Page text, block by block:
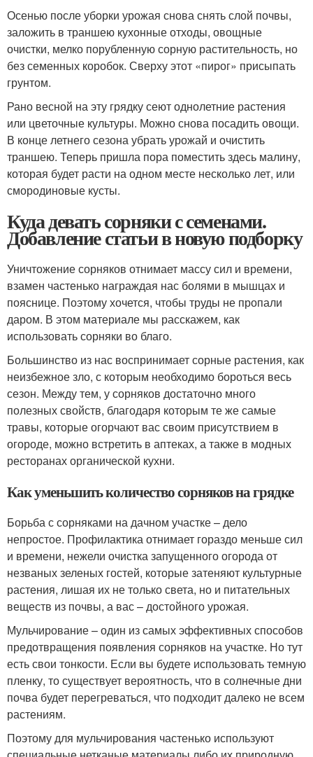
Осенью после уборки урожая снова снять слой почвы,
заложить в траншею кухонные отходы, овощные
очистки, мелко порубленную сорную растительность, но
без семенных коробок. Сверху этот «пирог» присыпать
грунтом.
Рано весной на эту грядку сеют однолетние растения
или цветочные культуры. Можно снова посадить овощи.
В конце летнего сезона убрать урожай и очистить
траншею. Теперь пришла пора поместить здесь малину,
которая будет расти на одном месте несколько лет, или
смородиновые кусты.
Куда девать сорняки с семенами.
Добавление статьи в новую подборку
Уничтожение сорняков отнимает массу сил и времени,
взамен частенько награждая нас болями в мышцах и
пояснице. Поэтому хочется, чтобы труды не пропали
даром. В этом материале мы расскажем, как
использовать сорняки во благо.
Большинство из нас воспринимает сорные растения, как
неизбежное зло, с которым необходимо бороться весь
сезон. Между тем, у сорняков достаточно много
полезных свойств, благодаря которым те же самые
травы, которые огорчают вас своим присутствием в
огороде, можно встретить в аптеках, а также в модных
ресторанах органической кухни.
Как уменьшить количество сорняков на грядке
Борьба с сорняками на дачном участке – дело
непростое. Профилактика отнимает гораздо меньше сил
и времени, нежели очистка запущенного огорода от
незваных зеленых гостей, которые затеняют культурные
растения, лишая их не только света, но и питательных
веществ из почвы, а вас – достойного урожая.
Мульчирование – один из самых эффективных способов
предотвращения появления сорняков на участке. Но тут
есть свои тонкости. Если вы будете использовать темную
пленку, то существует вероятность, что в солнечные дни
почва будет перегреваться, что подходит далеко не всем
растениям.
Поэтому для мульчирования частенько используют